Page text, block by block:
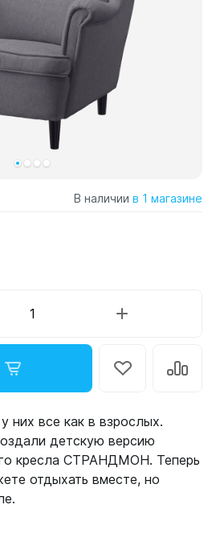
В наличии в 1 магазине
них все как в взрослых.
детскую версию
кресла СТРАНДМОН. Теперь
отдыхать вместе, но